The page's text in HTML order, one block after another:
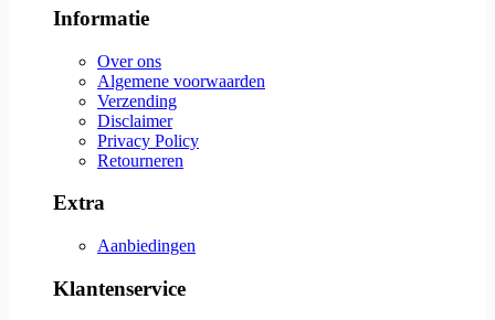
Informatie
Over ons
Algemene voorwaarden
Verzending
Disclaimer
Privacy Policy
Retourneren
Extra
Aanbiedingen
Klantenservice